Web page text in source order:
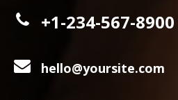
+1-234-567-8900
hello@yoursite.com